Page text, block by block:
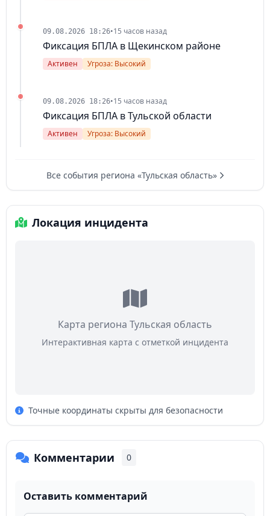
09.08.2026 18:26•15 часов назад
Фиксация БПЛА в Щекинском районе
Активен Угроза: Высокий
09.08.2026 18:26•15 часов назад
Фиксация БПЛА в Тульской области
Активен Угроза: Высокий
Все события региона «Тульская область»
Локация инцидента
Карта региона Тульская область
Интерактивная карта с отметкой инцидента
Точные координаты скрыты для безопасности
Комментарии 0
Оставить комментарий